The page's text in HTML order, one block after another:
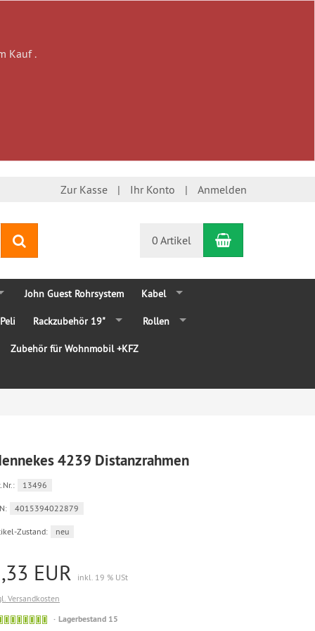
Kauf .
Zur Kasse Ihr Konto Anmelden
0 Artikel Warenkorb
John Guest Rohrsystem Kabel
Peli Rackzubehör 19" Rollen
Zubehör für Wohnmobil +KFZ
4239 Distanzrahmen
13496
4015394022879
Zustand: neu
EUR
inkl. 19 % USt
Versandkosten
Lagerbestand 15